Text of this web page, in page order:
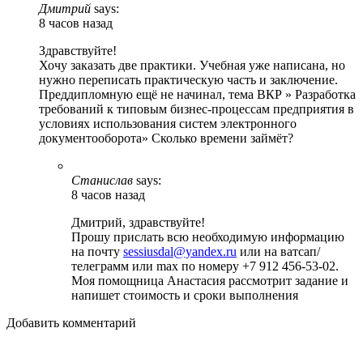
Дмитрий says:
8 часов назад
Здравствуйте!
Хочу заказать две практики. Учебная уже написана, но
нужно переписать практическую часть и заключение.
Преддипломную ещё не начинал, тема ВКР » Разработка
требований к типовым бизнес-процессам предприятия в
условиях использования систем электронного
документооборота» Сколько времени займёт?
Станислав says:
8 часов назад
Дмитрий, здравствуйте!
Прошу прислать всю необходимую информацию
на почту sessiusdal@yandex.ru или на ватсап/
телеграмм или max по номеру +7 912 456-53-02.
Моя помощница Анастасия рассмотрит задание и
напишет стоимость и сроки выполнения
Добавить комментарий